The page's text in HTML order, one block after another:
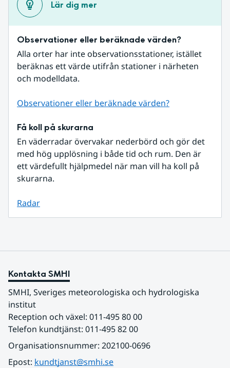
Lär dig mer
Observationer eller beräknade värden?
Alla orter har inte observationsstationer, istället
beräknas ett värde utifrån stationer i närheten
och modelldata.
Observationer eller beräknade värden?
Få koll på skurarna
En väderradar övervakar nederbörd och gör det
med hög upplösning i både tid och rum. Den är
ett värdefullt hjälpmedel när man vill ha koll på
skurarna.
Radar
Kontakta SMHI
SMHI, Sveriges meteorologiska och hydrologiska
institut
Reception och växel: 011-495 80 00
Telefon kundtjänst: 011-495 82 00
Organisationsnummer: 202100-0696
Epost: kundtjanst@smhi.se